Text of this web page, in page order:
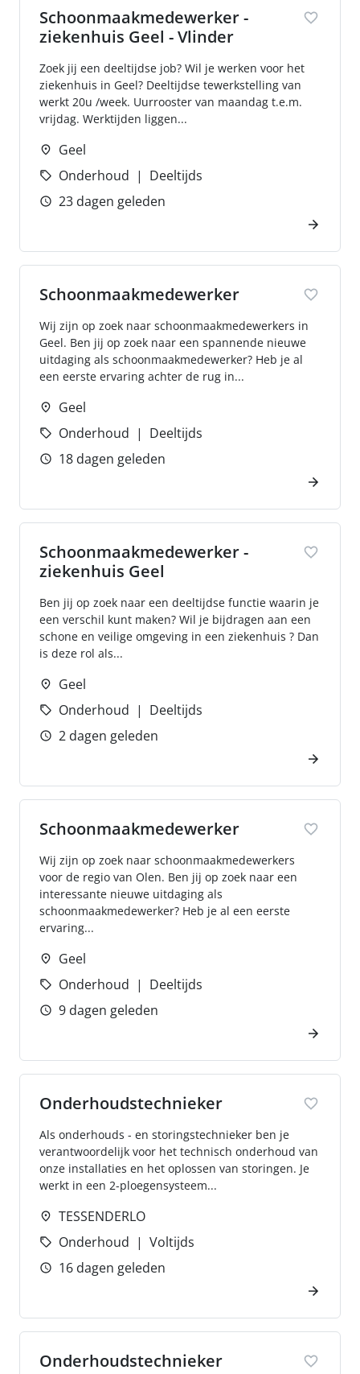
Schoonmaakmedewerker -
ziekenhuis Geel - Vlinder
Zoek jij een deeltijdse job? Wil je werken voor het
ziekenhuis in Geel? Deeltijdse tewerkstelling van
werkt 20u /week. Uurrooster van maandag t.e.m.
vrijdag. Werktijden liggen...
Geel
Onderhoud
Deeltijds
23 dagen geleden
Schoonmaakmedewerker
Wij zijn op zoek naar schoonmaakmedewerkers in
Geel. Ben jij op zoek naar een spannende nieuwe
uitdaging als schoonmaakmedewerker? Heb je al
een eerste ervaring achter de rug in...
Geel
Onderhoud
Deeltijds
18 dagen geleden
Schoonmaakmedewerker -
ziekenhuis Geel
Ben jij op zoek naar een deeltijdse functie waarin je
een verschil kunt maken? Wil je bijdragen aan een
schone en veilige omgeving in een ziekenhuis ? Dan
is deze rol als...
Geel
Onderhoud
Deeltijds
2 dagen geleden
Schoonmaakmedewerker
Wij zijn op zoek naar schoonmaakmedewerkers
voor de regio van Olen. Ben jij op zoek naar een
interessante nieuwe uitdaging als
schoonmaakmedewerker? Heb je al een eerste
ervaring...
Geel
Onderhoud
Deeltijds
9 dagen geleden
Onderhoudstechnieker
Als onderhouds - en storingstechnieker ben je
verantwoordelijk voor het technisch onderhoud van
onze installaties en het oplossen van storingen. Je
werkt in een 2-ploegensysteem...
TESSENDERLO
Onderhoud
Voltijds
16 dagen geleden
Onderhoudstechnieker